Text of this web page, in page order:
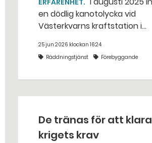
ERFARENHET
en dödlig kanotolycka vid
Västerkvarns kraftstation i
25 jun 2026 klockan 16:24
Räddningstjänst
Förebyggande
De tränas för att klara
krigets krav